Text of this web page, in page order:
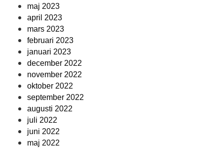
maj 2023
april 2023
mars 2023
februari 2023
januari 2023
december 2022
november 2022
oktober 2022
september 2022
augusti 2022
juli 2022
juni 2022
maj 2022